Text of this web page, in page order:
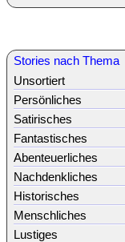
Stories nach Thema
Unsortiert
Persönliches
Satirisches
Fantastisches
Abenteuerliches
Nachdenkliches
Historisches
Menschliches
Lustiges